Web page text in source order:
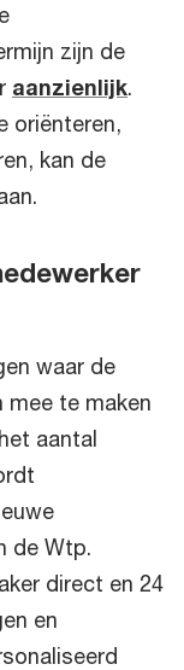
zijn de
aanzienlijk.
oriënteren,
kan de
waar de
mee te maken
aantal
de Wtp.
direct en 24
en